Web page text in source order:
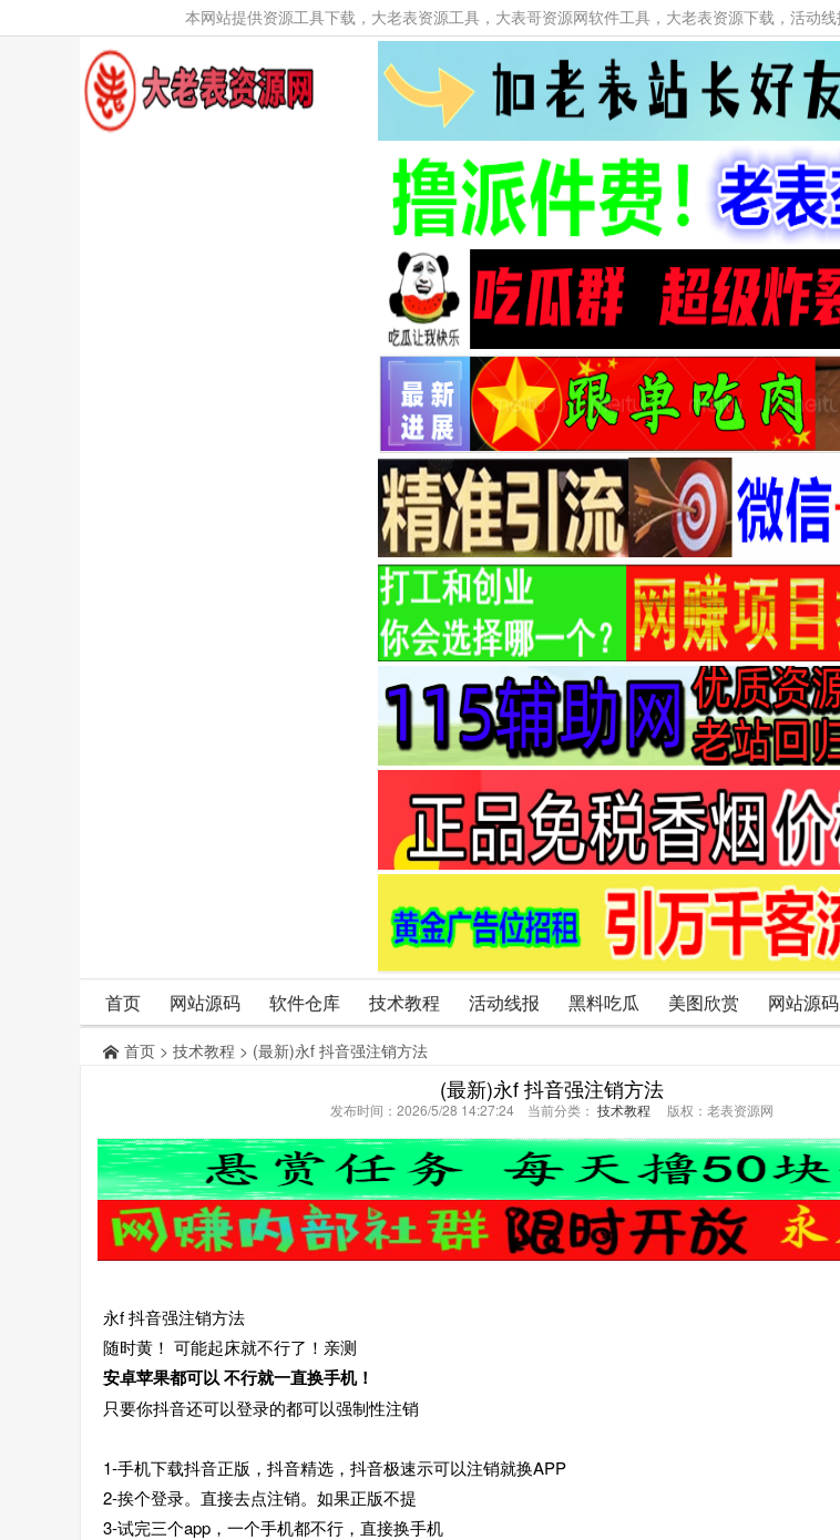
首页 网站源码 软件仓库 技术教程 活动线报 黑料吃瓜 美图欣赏 网站源码
首页 > 技术教程 > (最新)永f 抖音强注销方法
(最新)永f 抖音强注销方法
发布时间：2026/5/28 14:27:24 当前分类： 技术教程 版权：老表资源网
永f 抖音强注销方法
随时黄！ 可能起床就不行了！亲测
安卓苹果都可以 不行就一直换手机！
只要你抖音还可以登录的都可以强制性注销
1-手机下载抖音正版，抖音精选，抖音极速示可以注销就换APP
2-挨个登录。直接去点注销。如果正版不提
3-试完三个app，一个手机都不行，直接换手机